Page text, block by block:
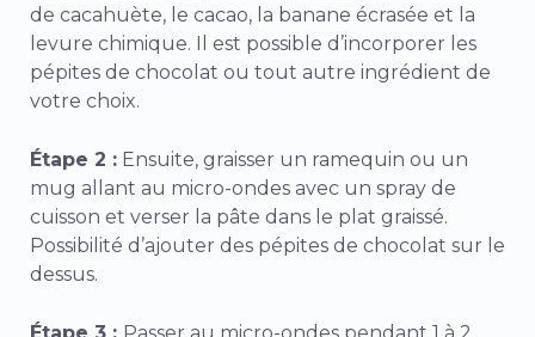
de cacahuète, le cacao, la banane écrasée et la
levure chimique. Il est possible d’incorporer les
pépites de chocolat ou tout autre ingrédient de
votre choix.
Étape 2 : Ensuite, graisser un ramequin ou un
mug allant au micro-ondes avec un spray de
cuisson et verser la pâte dans le plat graissé.
Possibilité d’ajouter des pépites de chocolat sur le
dessus.